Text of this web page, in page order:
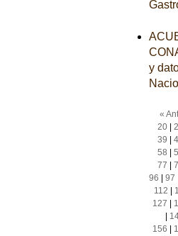
y
«
20|
39
58
77
96
97
112
127
156